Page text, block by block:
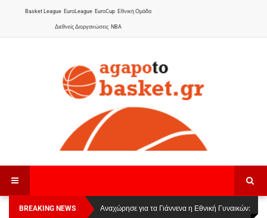
Basket League EuroLeague EuroCup Εθνική Ομάδα
Διεθνείς Διοργανώσεις NBA
BREAKING NEWS
Οι Πάνθηρες Καβάλας στην Women Basketball
Αναχώρησε για τα Γιάννενα η Εθνική Γυναικών: